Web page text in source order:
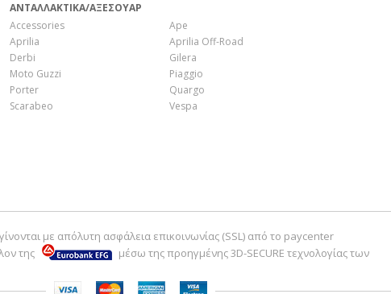
ΑΝΤΑΛΛΑΚΤΙΚΑ/ΑΞΕΣΟΥΑΡ
Accessories
Ape
Aprilia
Aprilia Off-Road
Derbi
Gilera
Moto Guzzi
Piaggio
Porter
Quargo
Scarabeo
Vespa
με απόλυτη ασφάλεια επικοινωνίας (SSL) από το paycenter
της
μέσω της προηγμένης 3D-SECURE τεχνολογίας των